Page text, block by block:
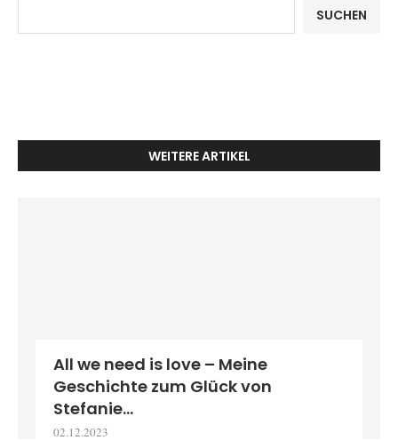
SUCHEN
WEITERE ARTIKEL
All we need is love – Meine
Geschichte zum Glück von
Stefanie...
02.12.2023